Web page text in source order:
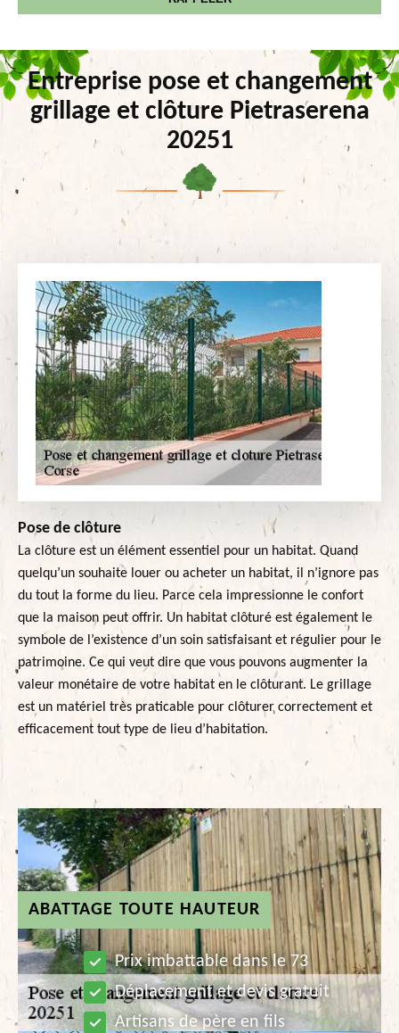
ABATTAGE TOUTE HAUTEUR
Prix imbattable dans le 73
Déplacement et devis gratuit
Artisans de père en fils
Entreprise pose et changement
grillage et clôture Pietraserena
20251
Pose de clôture
La clôture est un élément essentiel pour un habitat. Quand
quelqu’un souhaite louer ou acheter un habitat, il n’ignore pas
du tout la forme du lieu. Parce cela impressionne le confort
que la maison peut offrir. Un habitat clôturé est également le
symbole de l’existence d’un soin satisfaisant et régulier pour le
patrimoine. Ce qui veut dire que vous pouvons augmenter la
valeur monétaire de votre habitat en le clôturant. Le grillage
est un matériel très praticable pour clôturer correctement et
efficacement tout type de lieu d’habitation.